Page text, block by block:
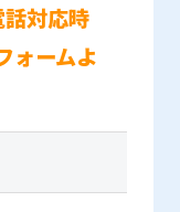
対応時
ォームよ